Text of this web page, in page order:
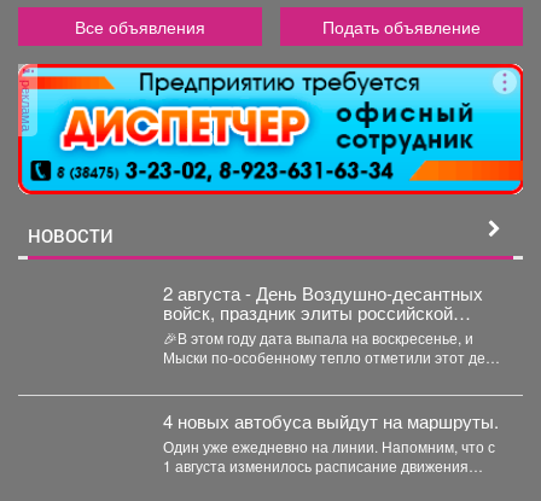
Все объявления Подать объявление
реклама
НОВОСТИ
2 августа - День Воздушно‑десантных
войск, праздник элиты российской
армии
🎉В этом году дата выпала на воскресенье, и
Мыски по‑особенному тепло отметили этот день!
4 новых автобуса выйдут на маршруты.
Один уже ежедневно на линии. Напомним, что с
1 августа изменилось расписание движения